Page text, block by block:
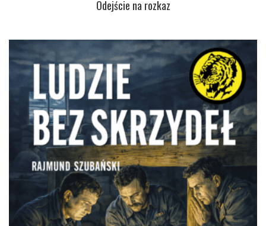
Odejście na rozkaz